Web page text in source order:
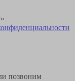
позвоним